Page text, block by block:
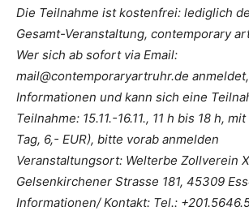
Die Teilnahme ist kostenfrei: lediglich
Gesamt-Veranstaltung, contemporary
Wer sich ab sofort via Email:
mail@contemporaryartruhr.de
Informationen und kann sich eine
Teilnahme: 15.11.-16.11., 11 h bis 18 h,
Tag, 6,- EUR), bitte vorab anmelden
Veranstaltungsort: Welterbe Zollverein
Gelsenkirchener Strasse 181, 45309
Informationen/ Kontakt: Tel.: